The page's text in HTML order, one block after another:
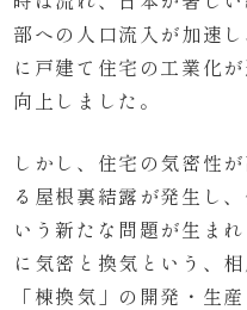
部への人口流入が加速
に戸建て住宅の工業化
向上しました。
しかし、住宅の気密性
る屋根裏結露が発生し
いう新たな問題が生ま
に気密と換気という、
「棟換気」の開発・生